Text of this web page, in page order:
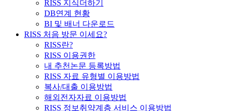
RISS 지식더하기
DB연계 현황
BI 및 배너 다운로드
RISS 처음 방문 이세요?
RISS란?
RISS 이용권한
내 추천논문 등록방법
RISS 자료 유형별 이용방법
복사/대출 이용방법
해외전자자료 이용방법
RISS 정보취약계층 서비스 이용방법